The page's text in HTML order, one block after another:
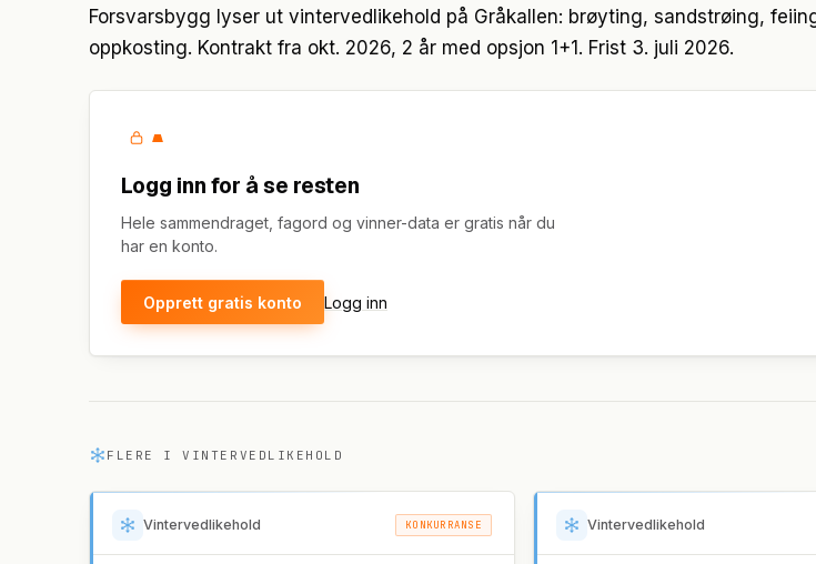
Forsvarsbygg lyser ut vintervedlikehold på Gråkallen: brøyting, sandstrøing,
oppkosting. Kontrakt fra okt. 2026, 2 år med opsjon 1+1. Frist 3. juli 2026.
Logg inn for å se resten
Hele sammendraget, fagord og vinner-data er gratis når du
har en konto.
Opprett gratis konto Logg inn
FLERE IVINTERVEDLIKEHOLD
Vintervedlikehold KONKURRANSE Vintervedlikehold